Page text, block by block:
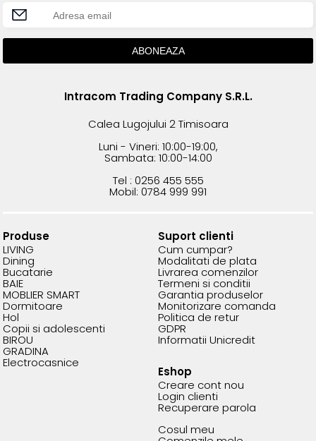
Intracom Trading Company S.R.L.
Calea Lugojului 2 Timisoara
Luni - Vineri: 10:00-19:00,
Sambata: 10:00-14:00
Tel : 0256 455 555
Mobil: 0784 999 991
Produse
LIVING
Dining
Bucatarie
BAIE
MOBLIER SMART
Dormitoare
Hol
Copii si adolescenti
BIROU
GRADINA
Electrocasnice
Suport clienti
Cum cumpar?
Modalitati de plata
Livrarea comenzilor
Termeni si conditii
Garantia produselor
Monitorizare comanda
Politica de retur
GDPR
Informatii Unicredit
Eshop
Creare cont nou
Login clienti
Recuperare parola
Cosul meu